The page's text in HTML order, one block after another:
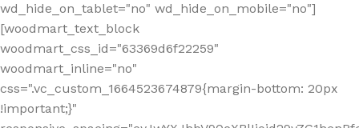
wd_hide_on_tablet="no" wd_hide_on_mobile="no"]
[woodmart_text_block
woodmart_css_id="63369d6f22259"
woodmart_inline="no"
css=".vc_custom_1664523674879{margin-bottom: 20px
!important;}"